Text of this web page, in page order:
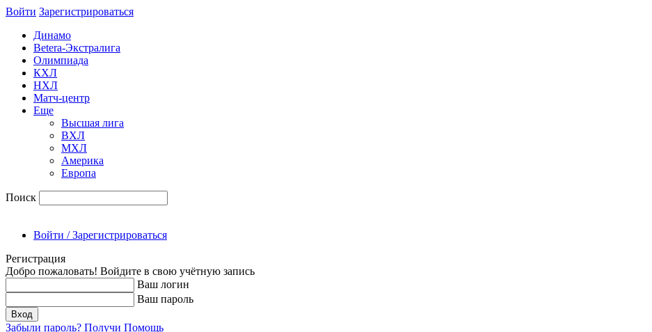
Войти Зарегиcтрироваться
Динамо
Betera-Экстралига
Олимпиада
КХЛ
НХЛ
Матч-центр
Еще
Высшая лига
ВХЛ
МХЛ
Америка
Европа
Поиск
Войти / Зарегистрироваться
Регистрация
Добро пожаловать! Войдите в свою учётную запись
Ваш логин
Ваш пароль
Забыли пароль? Получи Помощь